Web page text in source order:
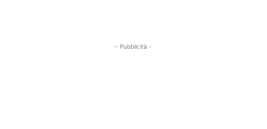
- Pubblicità -